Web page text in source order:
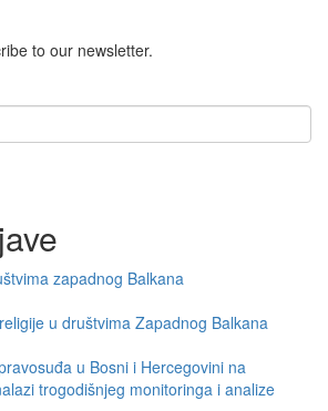
to our newsletter.
zapadnog Balkana
u društvima Zapadnog Balkana
u Bosni i Hercegovini na
trogodišnjeg monitoringa i analize